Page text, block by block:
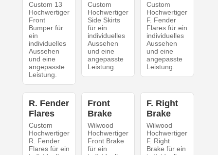
Custom 13
Hochwertiger
Front
Bumper für
ein
individuelles
Aussehen
und eine
angepasste
Leistung.
Custom
Hochwertiger
Side Skirts
für ein
individuelles
Aussehen
und eine
angepasste
Leistung.
Custom
Hochwertiger
F. Fender
Flares für ein
individuelles
Aussehen
und eine
angepasste
Leistung.
R. Fender
Flares
Custom
Hochwertiger
R. Fender
Flares für ein
Front
Brake
Wilwood
Hochwertiger
Front Brake
für ein
F. Right
Brake
Wilwood
Hochwertiger
F. Right
Brake für ein